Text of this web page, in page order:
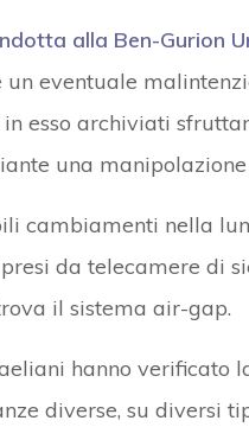
alla Ben-Gurion
un eventuale
esso archiviati
una
cambiamenti nella
da telecamere di
il sistema air-gap.
hanno
diverse, su diversi
Attacchi